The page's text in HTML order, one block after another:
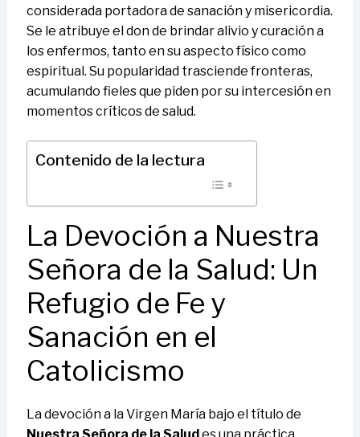
considerada portadora de sanación y misericordia.
Se le atribuye el don de brindar alivio y curación a
los enfermos, tanto en su aspecto físico como
espiritual. Su popularidad trasciende fronteras,
acumulando fieles que piden por su intercesión en
momentos críticos de salud.
Contenido de la lectura
La Devoción a Nuestra
Señora de la Salud: Un
Refugio de Fe y
Sanación en el
Catolicismo
La devoción a la Virgen María bajo el título de